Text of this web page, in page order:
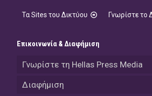
Τα Sites του Δικτύου Γνωρίστε το
Επικοινωνία & Διαφήμιση
Γνωρίστε τη Hellas Press Media
Διαφήμιση